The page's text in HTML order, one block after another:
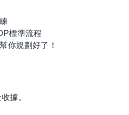
標準流程
你規劃好了！
據。